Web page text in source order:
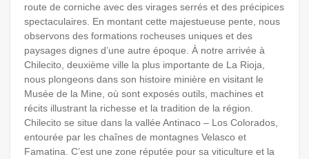
route de corniche avec des virages serrés et des précipices
spectaculaires. En montant cette majestueuse pente, nous
observons des formations rocheuses uniques et des
paysages dignes d’une autre époque. À notre arrivée à
Chilecito, deuxième ville la plus importante de La Rioja,
nous plongeons dans son histoire minière en visitant le
Musée de la Mine, où sont exposés outils, machines et
récits illustrant la richesse et la tradition de la région.
Chilecito se situe dans la vallée Antinaco – Los Colorados,
entourée par les chaînes de montagnes Velasco et
Famatina. C’est une zone réputée pour sa viticulture et la